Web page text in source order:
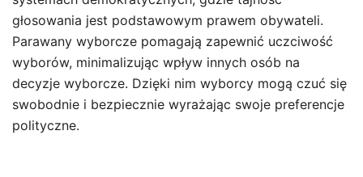
głosowania jest podstawowym prawem obywateli.
Parawany wyborcze pomagają zapewnić uczciwość
wyborów, minimalizując wpływ innych osób na
decyzje wyborcze. Dzięki nim wyborcy mogą czuć się
swobodnie i bezpiecznie wyrażając swoje preferencje
polityczne.